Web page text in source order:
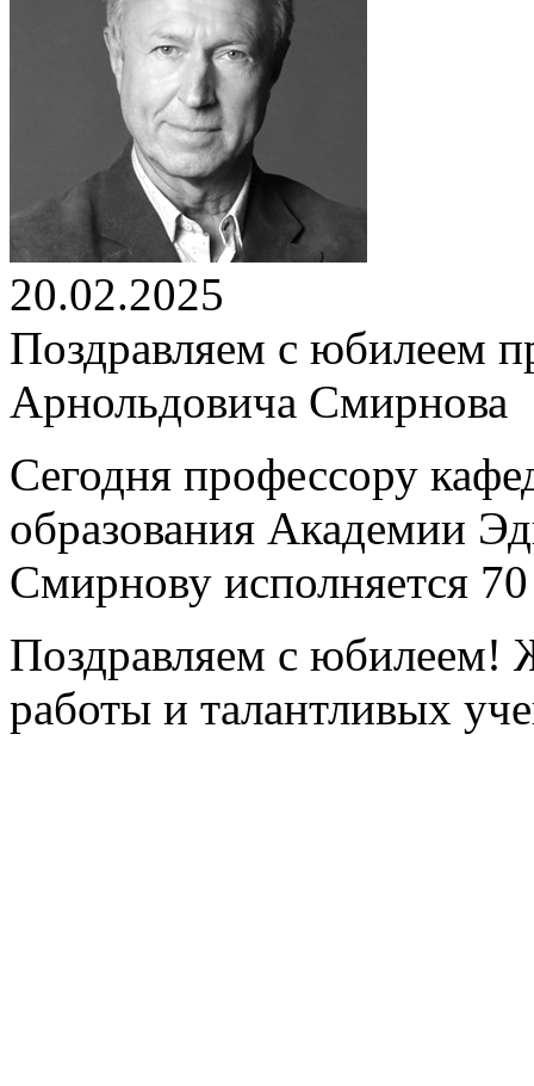
20.02.2025
Поздравляем с юбилеем
Арнольдовича Смирнова
Сегодня профессору
образования Академии
Смирнову исполняется 70
Поздравляем с юбилеем!
работы и талантливых